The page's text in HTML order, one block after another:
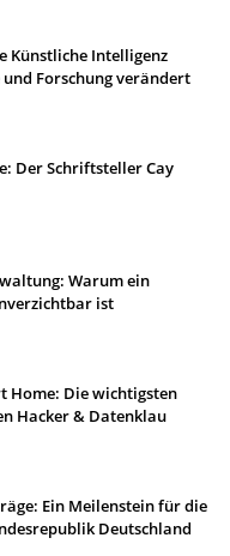
Künstliche Intelligenz
Forschung verändert
Der Schriftsteller Cay
Warum ein
ist
Home: Die wichtigsten
Hacker & Datenklau
Ein Meilenstein für die
Deutschland